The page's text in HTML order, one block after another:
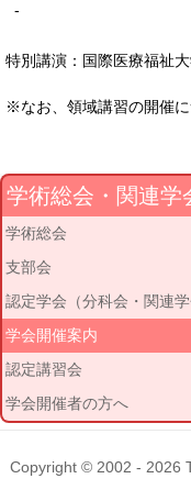
-
特別講演：国際医療福祉
※なお、領域講習の開催
学術総会・関連学
学術総会
支部会
認定学会（分科会・関連
学会開催案内
認定講習会
学会開催者の方へ
Copyright © 2002 - 2026